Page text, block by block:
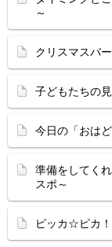
～
クリスマスバ
子どもたちの
今日の「おは
準備をしてく
スポ～
ピッカ☆ピカ